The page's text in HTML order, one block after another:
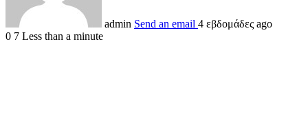
admin Send an email 4 εβδομάδες ago
0 7 Less than a minute